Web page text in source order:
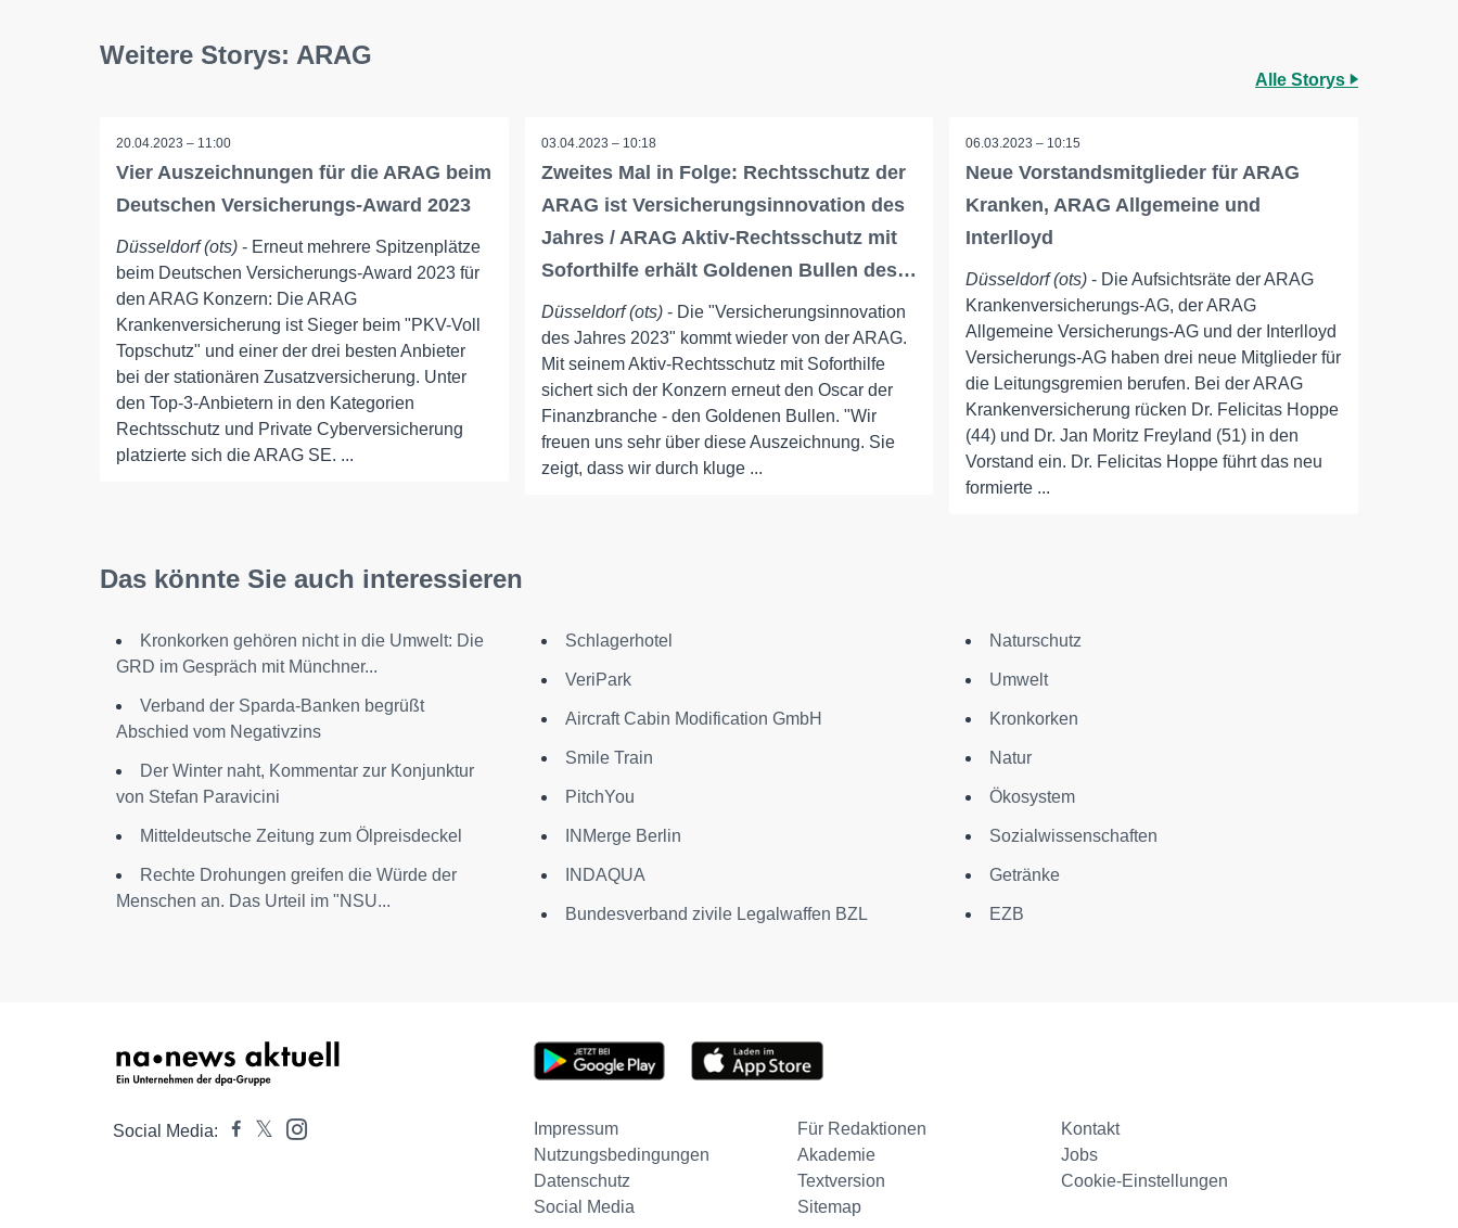
Weitere Storys: ARAG
Alle Storys
20.04.2023 – 11:00
Vier Auszeichnungen für die ARAG beim
Deutschen Versicherungs-Award 2023
Düsseldorf (ots) - Erneut mehrere Spitzenplätze
beim Deutschen Versicherungs-Award 2023 für
den ARAG Konzern: Die ARAG
Krankenversicherung ist Sieger beim "PKV-Voll
Topschutz" und einer der drei besten Anbieter
bei der stationären Zusatzversicherung. Unter
den Top-3-Anbietern in den Kategorien
Rechtsschutz und Private Cyberversicherung
platzierte sich die ARAG SE. ...
03.04.2023 – 10:18
Zweites Mal in Folge: Rechtsschutz der
ARAG ist Versicherungsinnovation des
Jahres / ARAG Aktiv-Rechtsschutz mit
Soforthilfe erhält Goldenen Bullen des…
Düsseldorf (ots)- Die "Versicherungsinnovation
des Jahres 2023" kommt wieder von der ARAG.
Mit seinem Aktiv-Rechtsschutz mit Soforthilfe
sichert sich der Konzern erneut den Oscar der
Finanzbranche - den Goldenen Bullen. "Wir
freuen uns sehr über diese Auszeichnung. Sie
zeigt, dass wir durch kluge ...
06.03.2023 – 10:15
Neue Vorstandsmitglieder für ARAG
Kranken, ARAG Allgemeine und
Interlloyd
Düsseldorf (ots) - Die Aufsichtsräte der ARAG
Krankenversicherungs-AG, der ARAG
Allgemeine Versicherungs-AG und der Interlloyd
Versicherungs-AG haben drei neue Mitglieder für
die Leitungsgremien berufen. Bei der ARAG
Krankenversicherung rücken Dr. Felicitas Hoppe
(44) und Dr. Jan Moritz Freyland (51) in den
Vorstand ein. Dr. Felicitas Hoppe führt das neu
formierte ...
Das könnte Sie auch interessieren
Kronkorken gehören nicht in die Umwelt: Die
GRD im Gespräch mit Münchner...
Verband der Sparda-Banken begrüßt
Abschied vom Negativzins
Der Winter naht, Kommentar zur Konjunktur
von Stefan Paravicini
Mitteldeutsche Zeitung zum Ölpreisdeckel
Rechte Drohungen greifen die Würde der
Menschen an. Das Urteil im "NSU...
Schlagerhotel
VeriPark
Aircraft Cabin Modification GmbH
Smile Train
PitchYou
INMerge Berlin
INDAQUA
Bundesverband zivile Legalwaffen BZL
Naturschutz
Umwelt
Kronkorken
Natur
Ökosystem
Sozialwissenschaften
Getränke
EZB
Social Media: Impressum Für Redaktionen
Kontakt
Nutzungsbedingungen
Akademie
Jobs
Datenschutz
Textversion
Cookie-Einstellungen
Social Media
Sitemap